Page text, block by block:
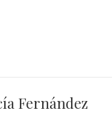
Fernández